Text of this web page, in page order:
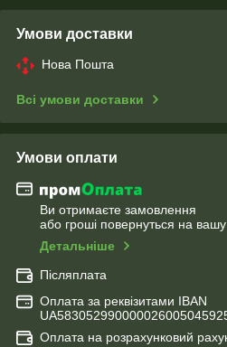
Умови доставки
Нова Пошта
Всі умови доставки
Умови оплати
Ви отримаєте замовлення
або гроші повернуться на вашу
Детальніше
Післяплата
Оплата за реквізитами IBAN
Оплата на розрахунковий